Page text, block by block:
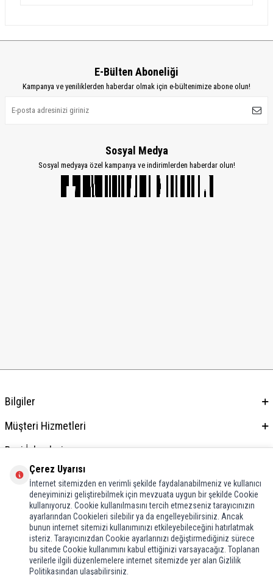
E-Bülten Aboneliği
Kampanya ve yeniliklerden haberdar olmak için e-bültenimize abone olun!
Sosyal Medya
Sosyal medyaya özel kampanya ve indirimlerden haberdar olun!
Bilgiler
Müşteri Hizmetleri
Bayi İşlemleri
Adres & İletişim
Çerez Uyarısı
İnternet sitemizden en verimli şekilde faydalanabilmeniz ve kullanıcı
deneyiminizi geliştirebilmek için mevzuata uygun bir şekilde Cookie
kullanıyoruz. Cookie kullanılmasını tercih etmezseniz tarayıcınızın
ayarlarından Cookieleri silebilir ya da engelleyebilirsiniz. Ancak
bunun internet sitemizi kullanımınızı etkileyebileceğini hatırlatmak
isteriz. Tarayıcınızdan Cookie ayarlarınızı değiştirmediğiniz sürece
bu sitede Cookie kullanımını kabul ettiğinizi varsayacağız. Toplanan
verilerle ilgili düzenlemelere internet sitemizde yer alan Gizlilik
Politikasından ulaşabilirsiniz.